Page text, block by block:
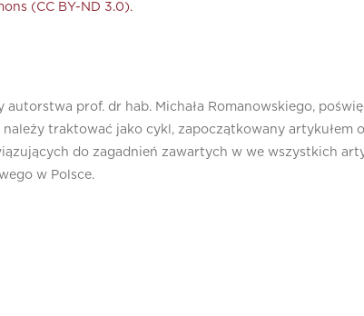
(CC BY-ND 3.0).
prof. dr hab. Michała Romanowskiego,
traktować jako cykl, zapoczątkowany artykułem
do zagadnień zawartych w we wszystkich
w Polsce.